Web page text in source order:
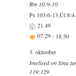
Rm 10:9-10
Ps 103:6-13;Ül
21.49
07.29- 18.50
3. oktoober
Imelised on Sinu
119:129